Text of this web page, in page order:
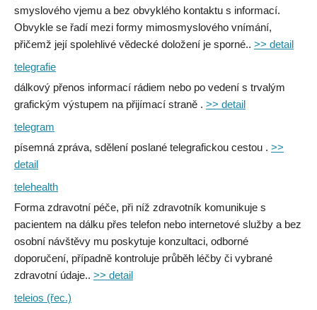
smyslového vjemu a bez obvyklého kontaktu s informací.
Obvykle se řadí mezi formy mimosmyslového vnímání,
přičemž její spolehlivé vědecké doložení je sporné.. >> detail
telegrafie
dálkový přenos informací rádiem nebo po vedení s trvalým
grafickým výstupem na přijímací straně . >> detail
telegram
písemná zpráva, sdělení poslané telegrafickou cestou . >>
detail
telehealth
Forma zdravotní péče, při níž zdravotník komunikuje s
pacientem na dálku přes telefon nebo internetové služby a bez
osobní návštěvy mu poskytuje konzultaci, odborné
doporučení, případně kontroluje průběh léčby či vybrané
zdravotní údaje.. >> detail
teleios (řec.)